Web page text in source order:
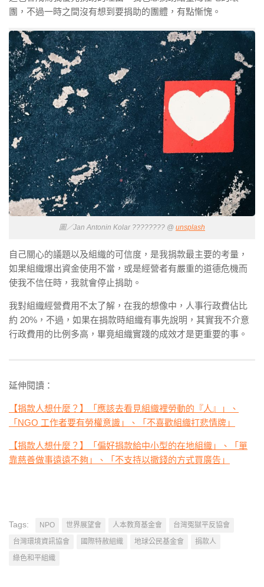
團，不過一時之間沒有想到要捐助的團體，有點慚愧。
圖／Jan Antonin Kolar ???????? @ unsplash
自己關心的議題以及組織的可信度，是我捐款最主要的考量，
如果組織爆出資金使用不當，或是經營者有嚴重的道德危機而
使我不信任時，我就會停止捐助。
我對組織經營費用不太了解，在我的想像中，人事行政費佔比
約 20%，不過，如果在捐款時組織有事先說明，其實我不介意
行政費用的比例多高，畢竟組織實踐的成效才是更重要的事。
延伸閱讀：
【捐款人想什麼？】「應該去看見組織裡勞動的『人』」、
「NGO 工作者要有勞權意識」、「不喜歡組織打悲情牌」
【捐款人想什麼？】「偏好捐款給中小型的在地組織」、「單
靠慈善做事遠遠不夠」、「不支持以撒錢的方式買廣告」
Tags: NPO 世界展望會 人本教育基金會
台灣冤獄平反協會
台灣環境資訊協會
國際特赦組織 地球公民基金會
捐款人
綠色和平組織